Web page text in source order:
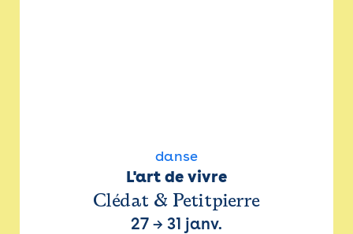
danse
L'art de vivre
Clédat & Petitpierre
27 → 31 janv.